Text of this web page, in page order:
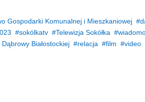
Gospodarki Komunalnej i Mieszkaniowej
sokólkatv Telewizja Sokółka
Białostockiej relacja film
video